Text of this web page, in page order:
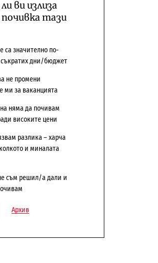
ви излиза
тази
са значително по-
дни/бюджет
не промени
ми за ваканцията
няма да почивам
високите цени
разлика – харча
и миналата
съм решил/а дали и
Архив